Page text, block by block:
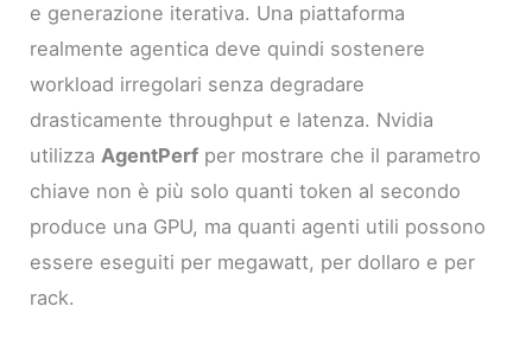
e generazione iterativa. Una piattaforma
realmente agentica deve quindi sostenere
workload irregolari senza degradare
drasticamente throughput e latenza. Nvidia
utilizzaAgentPerf per mostrare che il parametro
chiave non è più solo quanti token al secondo
produce una GPU, ma quanti agenti utili possono
essere eseguiti per megawatt, per dollaro e per
rack.